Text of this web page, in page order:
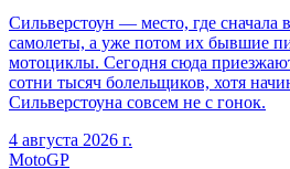
Сильверстоун — место, где сначала
самолеты, а уже потом их бывшие
мотоциклы. Сегодня сюда
сотни тысяч болельщиков, хотя
Сильверстоуна совсем не с гонок.
4 августа 2026 г.
MotoGP